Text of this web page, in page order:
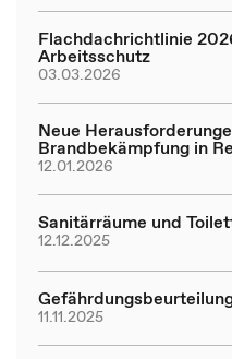
Flachdachrichtlinie
Arbeitsschutz
03.03.2026
Neue
Brandbekämpfung in
12.01.2026
Sanitärräume und
12.12.2025
11.11.2025